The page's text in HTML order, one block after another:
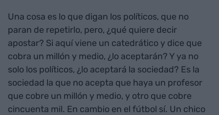
Una cosa es lo que digan los políticos, que no
paran de repetirlo, pero, ¿qué quiere decir
apostar? Si aquí viene un catedrático y dice que
cobra un millón y medio, ¿lo aceptarán? Y ya no
solo los políticos, ¿lo aceptará la sociedad? Es la
sociedad la que no acepta que haya un profesor
que cobre un millón y medio, y otro que cobre
cincuenta mil. En cambio en el fútbol sí. Un chico